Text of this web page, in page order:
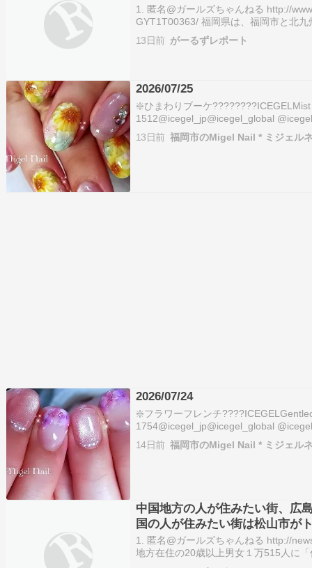
1. 匿名@ガールズちゃんねる http://
GYT1T00363/ 福岡県は、福岡市と北
目指す。服部誠太郎知事は２４日、「
福岡で取り組む」…
13日前 がーるずレポート
2026/07/25
❇️ひまわりブーケ
1512@icegel_jp@icegel_global
**************************#icegel #ひまわ
13日前 福岡市のMigel Nail * ミジェル
2026/07/24
❇️フラワーフレンチ
1754@icegel_jp@icegel_global
**************************#icegel #紫陽花
14日前 福岡市のMigel Nail * ミジェル
中国地方の人が住みたい街、広
国の人が住みたい街は松山市が
1. 匿名@ガールズちゃんねる http://
地方在住の20歳以上男女１万515人に
は広島市（209票）で7年連続トップ